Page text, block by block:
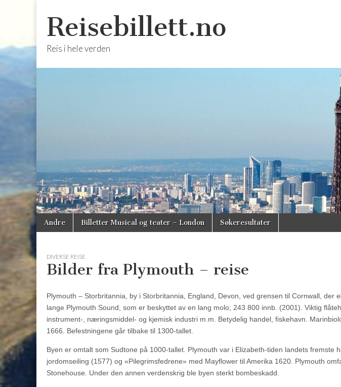
Reisebillett.no
Reis i hele verden
Main
menu
Skip
Andre Billetter Musical og teater – London Søkeresultater
DIVERSE REISE
Bilder fra Plymouth – reise
Plymouth – Storbritannia, by i Storbritannia, England, Devon, ved grensen til Cornwall, der
lange Plymouth Sound, som er beskyttet av en lang molo; 243 800 innb. (2001). Viktig
instrument-, næringsmiddel- og kjemisk industri m.m. Betydelig handel, fiskehavn.
1666. Befestningene går tilbake til 1300-tallet.
Byen er omtalt som Sudtone på 1000-tallet. Plymouth var i Elizabeth-tiden landets fremste
jordomseiling (1577) og «Pilegrimsfedrene» med Mayflower til Amerika 1620. Plymouth
Stonehouse. Under den annen verdenskrig ble byen sterkt bombeskadd.